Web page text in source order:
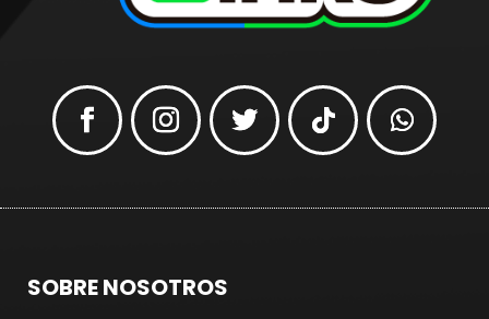
SOBRE NOSOTROS